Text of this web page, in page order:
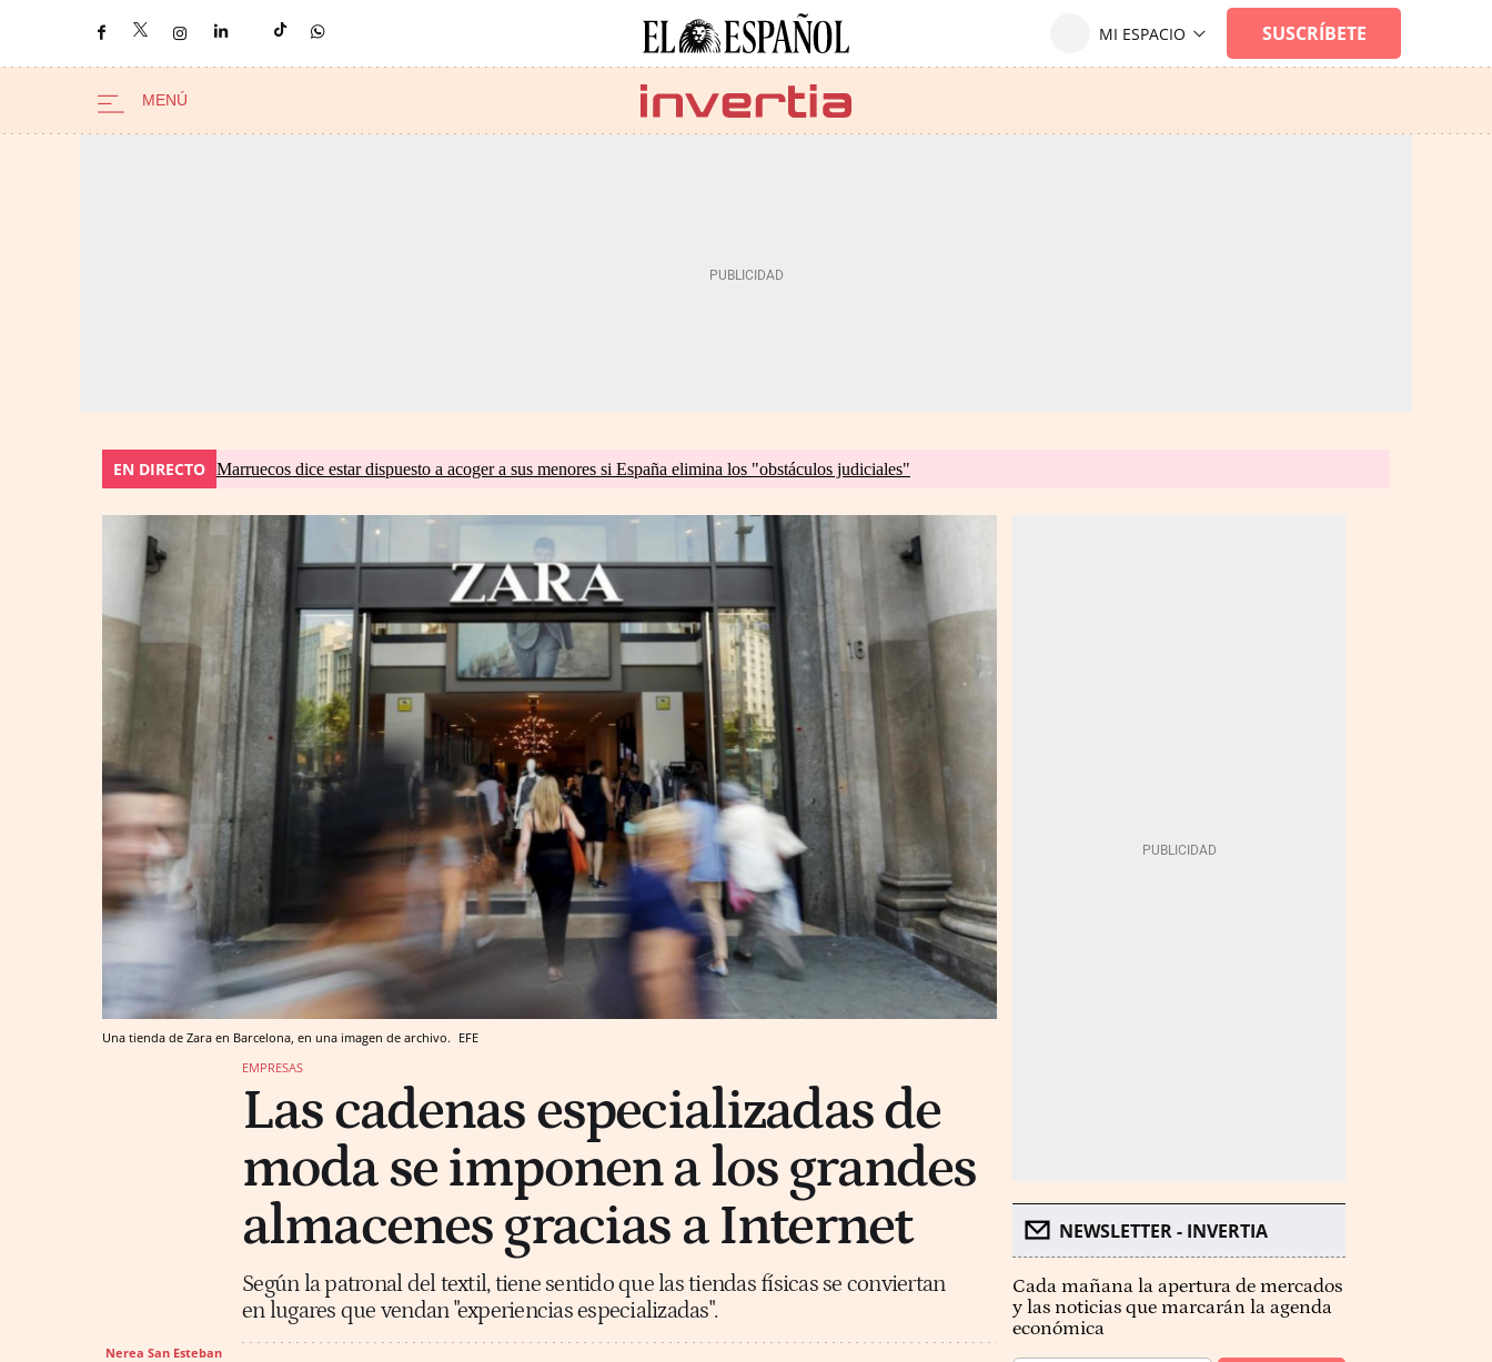
EN DIRECTO Marruecos dice estar dispuesto a acoger a sus menores si España elimina los "obstáculos judiciales"
Una tienda de Zara en Barcelona, en una imagen de archivo. EFE
EMPRESAS
Las cadenas especializadas de
moda se imponen a los grandes
almacenes gracias a Internet
Según la patronal del textil, tiene sentido que las tiendas físicas se conviertan
en lugares que vendan "experiencias especializadas".
Nerea San Esteban
NEWSLETTER - INVERTIA
Cada mañana la apertura de mercados
y las noticias que marcarán la agenda
económica